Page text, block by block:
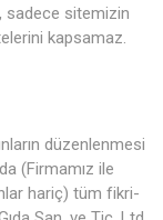
sadece sitemizin
kapsamaz.
düzenlenmesi
(Firmamız ile
hariç) tüm fikri-